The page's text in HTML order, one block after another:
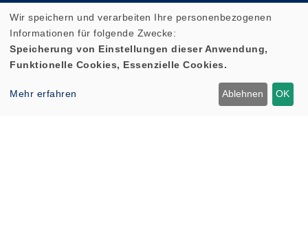
E-Mail: kvhs-geschaeftsstelle@vhs-rpk.de
Wir speichern und verarbeiten Ihre personenbezogenen
Informationen für folgende Zwecke:
Speicherung von Einstellungen dieser Anwendung,
Funktionelle Cookies, Essenzielle Cookies.
Mehr erfahren Ablehnen OK